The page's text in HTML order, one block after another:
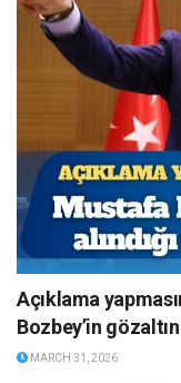
Açıklama
Bozbey’in
MARCH 31, 2026